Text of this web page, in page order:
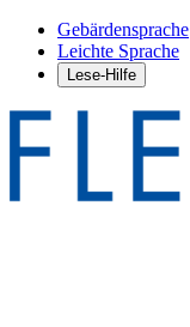
Gebärdensprache
Leichte Sprache
Lese-Hilfe